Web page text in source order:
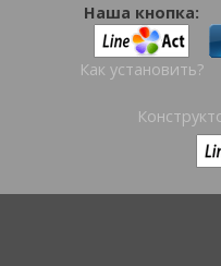
Наша кнопка:
Как установить?